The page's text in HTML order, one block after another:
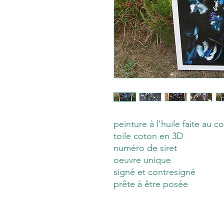
peinture à l'huile faite au
toile coton en 3D
numéro de siret
oeuvre unique
signé et contresigné
prête à être posée